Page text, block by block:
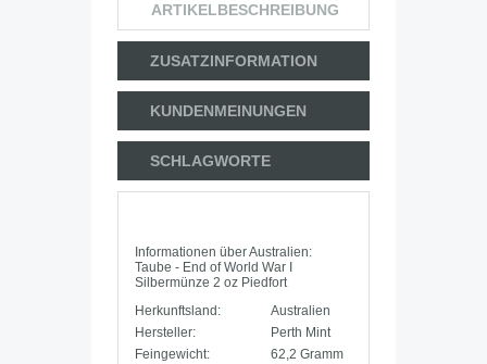
ARTIKELBESCHREIBUNG
ZUSATZINFORMATION
KUNDENMEINUNGEN
SCHLAGWORTE
Informationen über Australien:
Taube - End of World War I
Silbermünze 2 oz Piedfort
Herkunftsland:
Australien
Hersteller:
Perth Mint
Feingewicht:
62,2 Gramm